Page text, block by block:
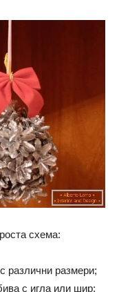
схема:
различни размери;
с игла или шир;